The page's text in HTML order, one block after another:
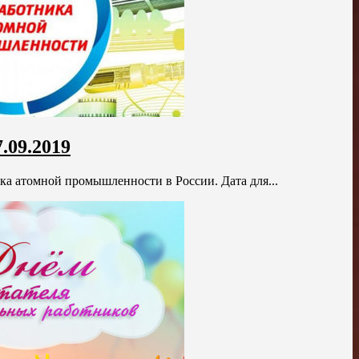
атомной промышленности в России. Дата для...